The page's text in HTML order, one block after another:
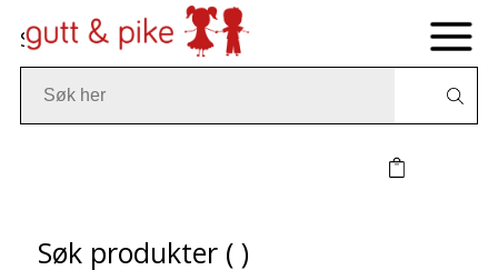
Søk
Søk produkter ( )